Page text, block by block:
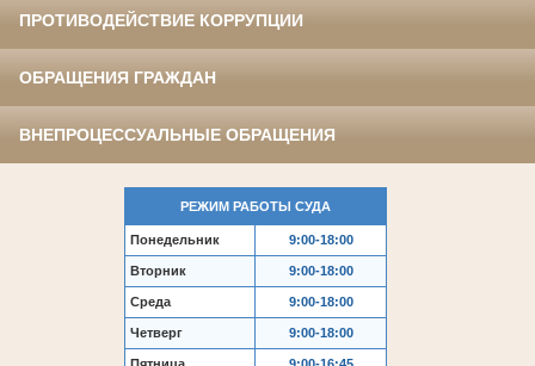
ПРОТИВОДЕЙСТВИЕ КОРРУПЦИИ
ОБРАЩЕНИЯ ГРАЖДАН
ВНЕПРОЦЕССУАЛЬНЫЕ ОБРАЩЕНИЯ
РЕЖИМ РАБОТЫ СУДА
Понедельник 9:00-18:00
Вторник 9:00-18:00
Среда 9:00-18:00
Четверг 9:00-18:00